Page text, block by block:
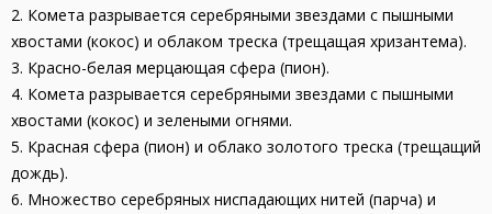
2. Комета разрывается серебряными звездами с пышными
хвостами (кокос) и облаком треска (трещащая хризантема).
3. Красно-белая мерцающая сфера (пион).
4. Комета разрывается серебряными звездами с пышными
хвостами (кокос) и зелеными огнями.
5. Красная сфера (пион) и облако золотого треска (трещащий
дождь).
6. Множество серебряных ниспадающих нитей (парча) и